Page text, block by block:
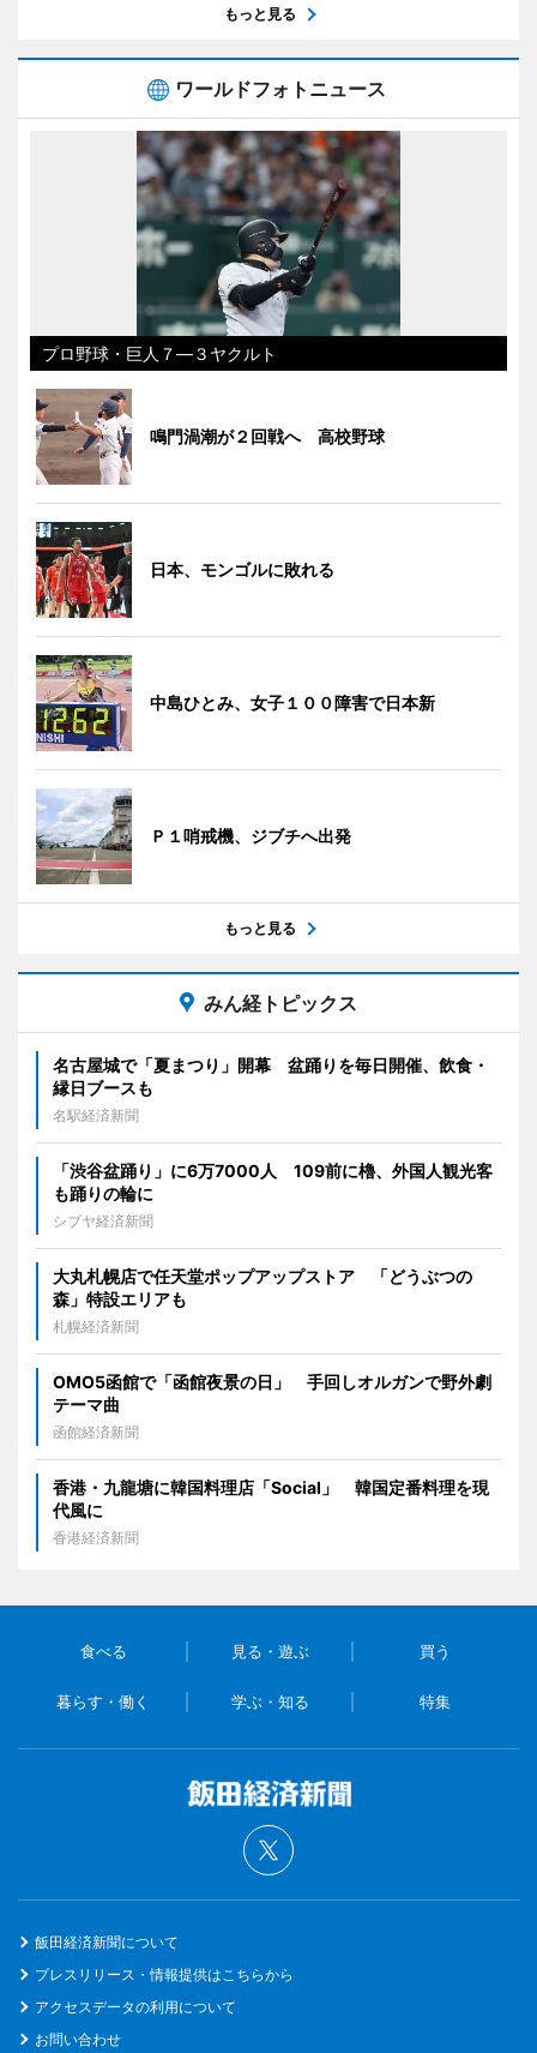
もっと見る
ワールドフォトニュース
プロ野球・巨人７―３ヤクルト
鳴門渦潮が２回戦へ 高校野球
日本、モンゴルに敗れる
中島ひとみ、女子１００障害で日本新
Ｐ１哨戒機、ジブチへ出発
もっと見る
みん経トピックス
名古屋城で「夏まつり」開幕 盆踊りを毎日開催、飲食・
縁日ブースも
名駅経済新聞
「渋谷盆踊り」に6万7000人 109前に櫓、外国人観光客
も踊りの輪に
シブヤ経済新聞
大丸札幌店で任天堂ポップアップストア 「どうぶつの
森」特設エリアも
札幌経済新聞
OMO5函館で「函館夜景の日」 手回しオルガンで野外劇
テーマ曲
函館経済新聞
香港・九龍塘に韓国料理店「Social」 韓国定番料理を現
代風に
香港経済新聞
食べる 見る・遊ぶ 買う
暮らす・働く 学ぶ・知る 特集
飯田経済新聞について
プレスリリース・情報提供はこちらから
アクセスデータの利用について
お問い合わせ